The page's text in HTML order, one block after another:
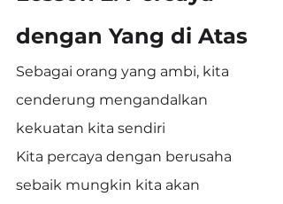
dengan Yang di Atas
Sebagai orang yang ambi, kita
cenderung mengandalkan
kekuatan kita sendiri
Kita percaya dengan berusaha
sebaik mungkin kita akan